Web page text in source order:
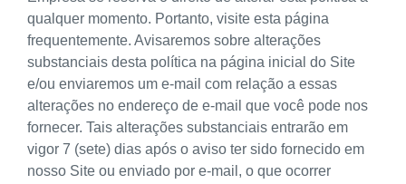
qualquer momento. Portanto, visite esta página
frequentemente. Avisaremos sobre alterações
substanciais desta política na página inicial do Site
e/ou enviaremos um e-mail com relação a essas
alterações no endereço de e-mail que você pode nos
fornecer. Tais alterações substanciais entrarão em
vigor 7 (sete) dias após o aviso ter sido fornecido em
nosso Site ou enviado por e-mail, o que ocorrer